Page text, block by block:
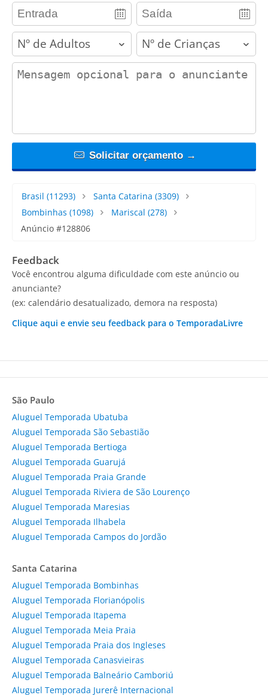
adults children
contact_message
Solicitar orçamento →
Brasil (11293) Santa Catarina (3309)
Bombinhas (1098) Mariscal (278)
Anúncio #128806
Feedback
Você encontrou alguma dificuldade com este anúncio ou
anunciante?
(ex: calendário desatualizado, demora na resposta)
Clique aqui e envie seu feedback para o TemporadaLivre
São Paulo
Aluguel Temporada Ubatuba
Aluguel Temporada São Sebastião
Aluguel Temporada Bertioga
Aluguel Temporada Guarujá
Aluguel Temporada Praia Grande
Aluguel Temporada Riviera de São Lourenço
Aluguel Temporada Maresias
Aluguel Temporada Ilhabela
Aluguel Temporada Campos do Jordão
Santa Catarina
Aluguel Temporada Bombinhas
Aluguel Temporada Florianópolis
Aluguel Temporada Itapema
Aluguel Temporada Meia Praia
Aluguel Temporada Praia dos Ingleses
Aluguel Temporada Canasvieiras
Aluguel Temporada Balneário Camboriú
Aluguel Temporada Jurerê Internacional